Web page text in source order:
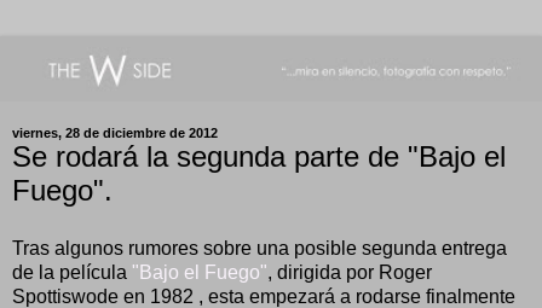
viernes, 28 de diciembre de 2012
Se rodará la segunda parte de "Bajo el
Fuego".
Tras algunos rumores sobre una posible segunda entrega
de la película "Bajo el Fuego", dirigida por Roger
Spottiswode en 1982 , esta empezará a rodarse finalmente